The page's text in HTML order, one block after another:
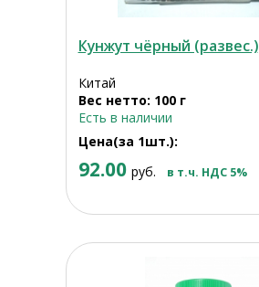
Кунжут чёрный (развес.)
Китай
Вес нетто: 100 г
Есть в наличии
Цена(за 1шт.):
92.00 руб. в т.ч. НДС 5%